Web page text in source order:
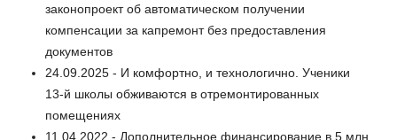
законопроект об автоматическом получении
компенсации за капремонт без предоставления
документов
24.09.2025 - И комфортно, и технологично. Ученики
13-й школы обживаются в отремонтированных
помещениях
11.04.2022 - Дополнительное финансирование в 5 млн